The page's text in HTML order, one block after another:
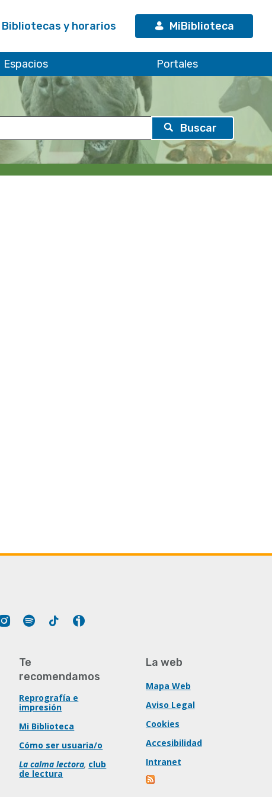
Bibliotecas y horarios MiBiblioteca
Espacios Portales
Instagram
Spotify Tiktok
Te
recomendamos
Reprografía e
impresión
Mi Biblioteca
Cómo ser usuaria/o
La calma lectora, club
de lectura
La web
Mapa Web
Aviso Legal
Cookies
Accesibilidad
Intranet